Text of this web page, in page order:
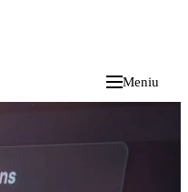
Meniu